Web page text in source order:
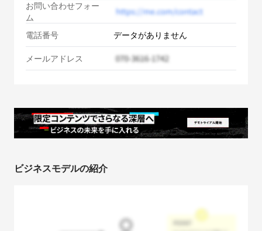
お問い合わせフォー
ム
電話番号
データがありません
メールアドレス
ビジネスモデルの紹介